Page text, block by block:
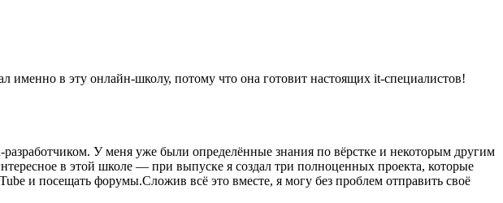
в эту онлайн-школу, потому что она готовит настоящих it-специалистов!
У меня уже были определённые знания по вёрстке и некоторым другим
в этой школе — при выпуске я создал три полноценных проекта, которые
и посещать форумы.Сложив всё это вместе, я могу без проблем отправить своё